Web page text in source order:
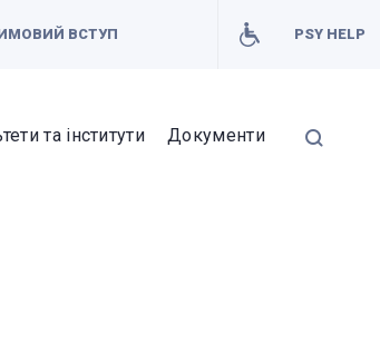
ВСТУП PSY HELP
та інститути Документи